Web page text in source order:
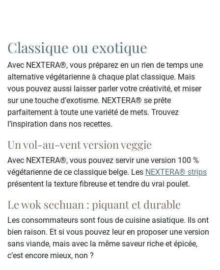
Classique ou exotique
Avec NEXTERA®, vous préparez en un rien de temps une
alternative végétarienne à chaque plat classique. Mais
vous pouvez aussi laisser parler votre créativité, et miser
sur une touche d’exotisme. NEXTERA® se prête
parfaitement à toute une variété de mets. Trouvez
l’inspiration dans nos recettes.
Un vol-au-vent version veggie
Avec NEXTERA®, vous pouvez servir une version 100 %
végétarienne de ce classique belge. Les NEXTERA® strips
présentent la texture fibreuse et tendre du vrai poulet.
Le wok sechuan : piquant et durable
Les consommateurs sont fous de cuisine asiatique. Ils ont
bien raison. Et si vous pouvez leur en proposer une version
sans viande, mais avec la même saveur riche et épicée,
c’est encore mieux, non ?